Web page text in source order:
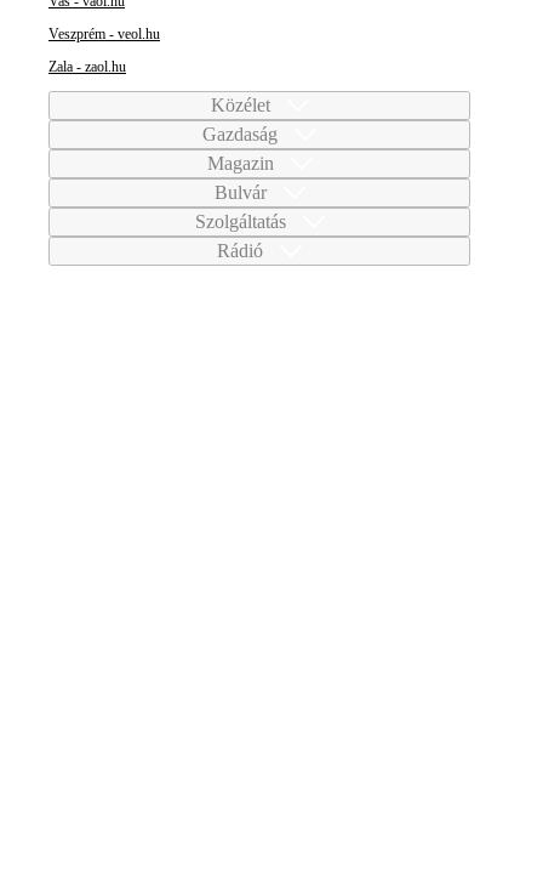
Veszprém - veol.hu
Zala - zaol.hu
Közélet
Gazdaság
Magazin
Bulvár
Szolgáltatás
Rádió